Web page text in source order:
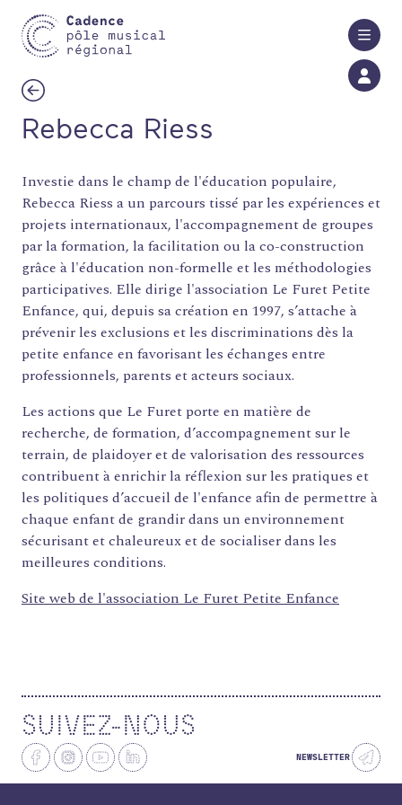
Rebecca Riess
Investie dans le champ de l'éducation populaire,
Rebecca Riess a un parcours tissé par les expériences et
projets internationaux, l'accompagnement de groupes
par la formation, la facilitation ou la co-construction
grâce à l'éducation non-formelle et les méthodologies
participatives. Elle dirige l'association Le Furet Petite
Enfance, qui, depuis sa création en 1997, s’attache à
prévenir les exclusions et les discriminations dès la
petite enfance en favorisant les échanges entre
professionnels, parents et acteurs sociaux.
Les actions que Le Furet porte en matière de
recherche, de formation, d’accompagnement sur le
terrain, de plaidoyer et de valorisation des ressources
contribuent à enrichir la réflexion sur les pratiques et
les politiques d’accueil de l'enfance afin de permettre à
chaque enfant de grandir dans un environnement
sécurisant et chaleureux et de socialiser dans les
meilleures conditions.
Site web de l'association Le Furet Petite Enfance
SUIVEZ-NOUS
NEWSLETTER
FORMATIONS
ATELIERS
RENCONTRES
ACCOMPAGNEMENT
ACTIONS ARTISTIQUES
RESSOURCES
QUI SOMMES-NOUS ?
AGENDA
PETITES ANNONCES ET OFFRES D'EMPLOI
ANNUAIRE
ESPACE MEMBRE